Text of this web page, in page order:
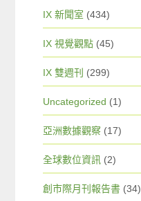
IX 新聞室 (434)
IX 視覺觀點 (45)
IX 雙週刊 (299)
Uncategorized (1)
亞洲數據觀察 (17)
全球數位資訊 (2)
創市際月刊報告書 (34)